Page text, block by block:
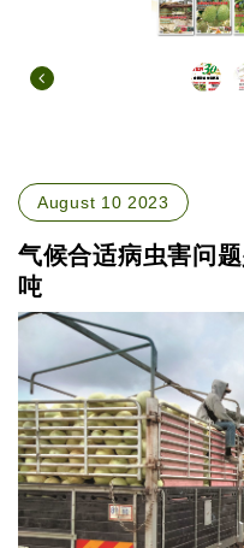
August 10 2023
气候合适病虫害问
吨